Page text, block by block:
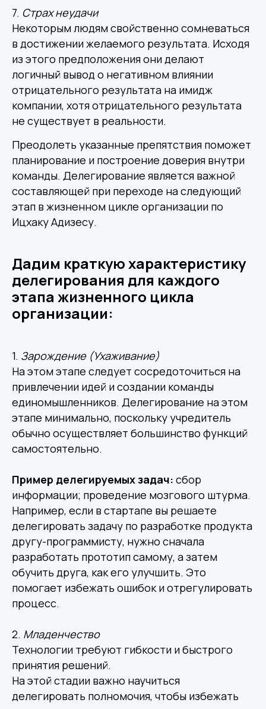
7. Страх неудачи
Некоторым людям свойственно сомневаться
в достижении желаемого результата. Исходя
из этого предположения они делают
логичный вывод о негативном влиянии
отрицательного результата на имидж
компании, хотя отрицательного результата
не существует в реальности.
Преодолеть указанные препятствия поможет
планирование и построение доверия внутри
команды. Делегирование является важной
составляющей при переходе на следующий
этап в жизненном цикле организации по
Ицхаку Адизесу.
Дадим краткую характеристику
делегирования для каждого
этапа жизненного цикла
организации:
1. Зарождение (Ухаживание)
На этом этапе следует сосредоточиться на
привлечении идей и создании команды
единомышленников. Делегирование на этом
этапе минимально, поскольку учредитель
обычно осуществляет большинство функций
самостоятельно.
Пример делегируемых задач: сбор
информации; проведение мозгового штурма.
Например, если в стартапе вы решаете
делегировать задачу по разработке продукта
другу-программисту, нужно сначала
разработать прототип самому, а затем
обучить друга, как его улучшить. Это
помогает избежать ошибок и отрегулировать
процесс.
2. Младенчество
Технологии требуют гибкости и быстрого
принятия решений.
На этой стадии важно научиться
делегировать полномочия, чтобы избежать
Учебный центр